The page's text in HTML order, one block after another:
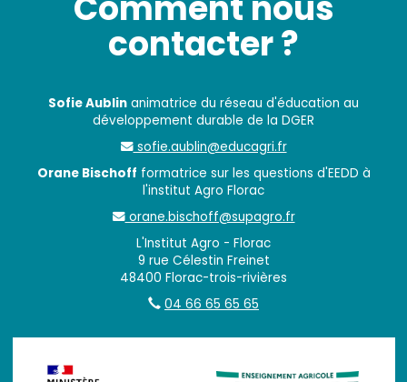
contacter ?
Sofie Aublin animatrice du réseau d'éducation au
développement durable de la DGER
sofie.aublin@educagri.fr
Orane Bischoff formatrice sur les questions d'EEDD à
l'institut Agro Florac
orane.bischoff@supagro.fr
L'Institut Agro - Florac
9 rue Célestin Freinet
48400 Florac-trois-rivières
04 66 65 65 65